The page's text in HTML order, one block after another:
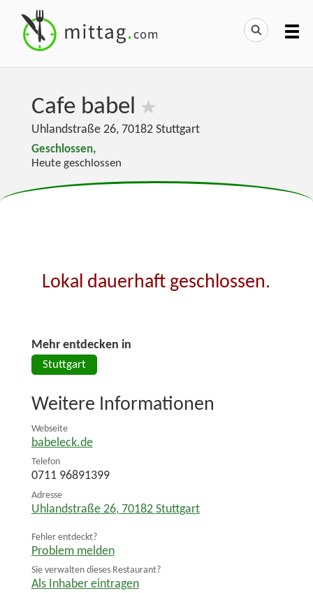
Cafe babel
Uhlandstraße 26, 70182 Stuttgart
Geschlossen,
Heute geschlossen
Lokal dauerhaft geschlossen.
Mehr entdecken in
Stuttgart
Weitere Informationen
Webseite
babeleck.de
Telefon
0711 96891399
Adresse
Uhlandstraße 26, 70182 Stuttgart
Fehler entdeckt?
Problem melden
Sie verwalten dieses Restaurant?
Als Inhaber eintragen